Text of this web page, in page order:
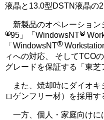
液晶と13.0型DSTN液晶の
新製品のオペレーション
95」「WindowsNT
「WindowsNT
ィへの対応、 そしてTCO
グレードを保証する「東
また、焼却時にダイオキ
ロゲンフリー材）を採用
一方、個人・家庭向けに